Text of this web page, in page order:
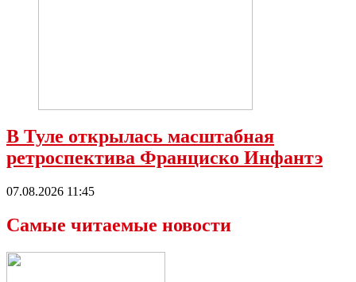
В Туле открылась масштабная
ретроспектива Франциско Инфантэ
07.08.2026 11:45
Самые читаемые новости